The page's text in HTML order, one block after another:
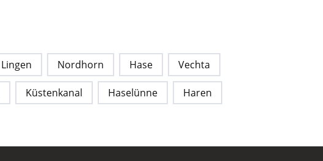
Lingen Nordhorn Hase Vechta
Küstenkanal Haselünne Haren